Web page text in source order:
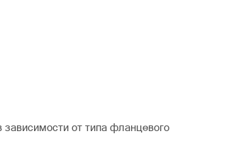
от типа фланцевого